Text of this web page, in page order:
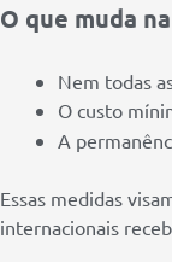
O que muda
Nem todas
O custo
A
Essas medidas
internacionais